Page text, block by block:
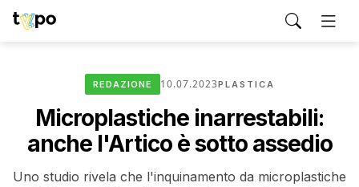
REDAZIONE 10.07.2023PLASTICA
Microplastiche inarrestabili:
anche l'Artico è sotto assedio
Uno studio rivela che l'inquinamento da microplastiche